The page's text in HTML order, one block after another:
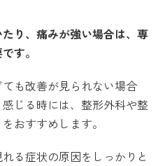
り、痛みが強い場合は、専
す。
も改善が見られない場合
じる時には、整形外科や整
おすすめします。
る症状の原因をしっかりと